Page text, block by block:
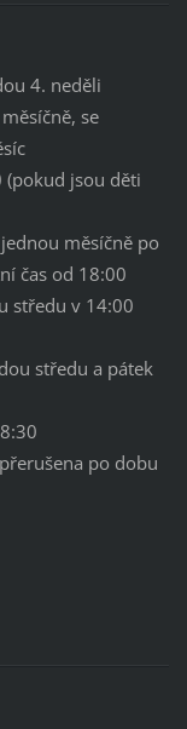
4. neděli
se
(pokud jsou děti
měsíčně po
čas od 18:00
středu v 14:00
středu a pátek
po dobu